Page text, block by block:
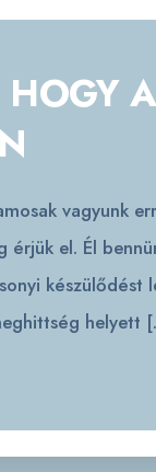
HOGY
vagyunk
el. Él
készülődést
helyett